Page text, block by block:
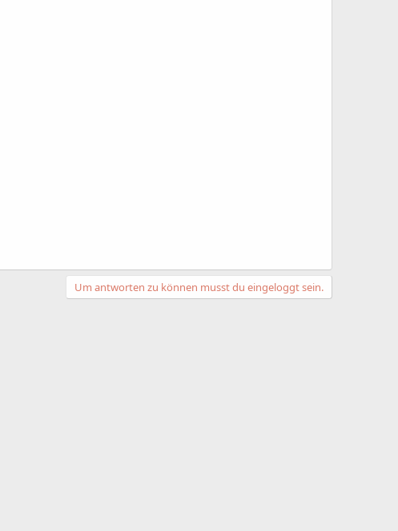
Um antworten zu können musst du eingeloggt sein.